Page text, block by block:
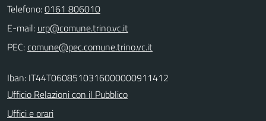
Telefono:0161 806010
E-mail:
PEC:
Iban: IT44T0608510316000000911412
Ufficio Relazioni con il Pubblico
Uffici e orari